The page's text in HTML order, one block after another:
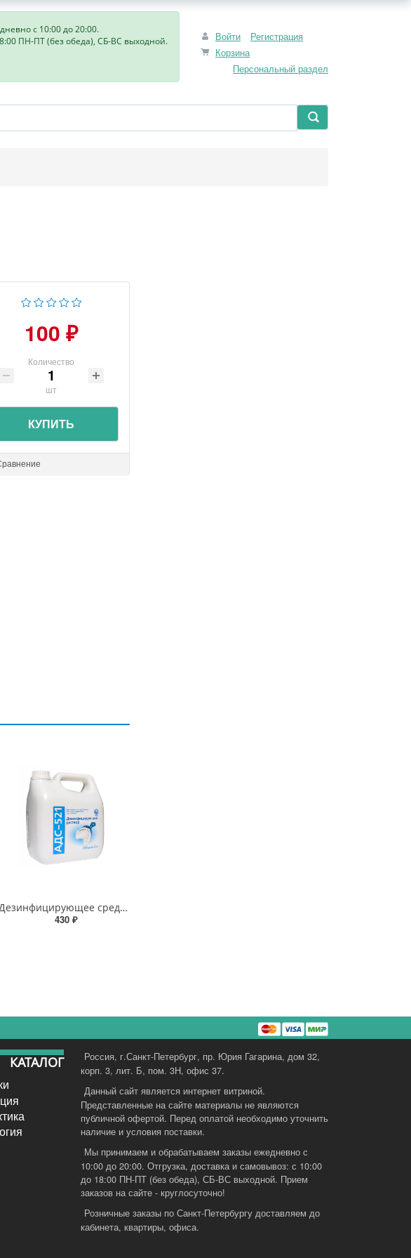
Войти
Регистрация
Корзина
Персональный раздел
с 10:00 до 20:00.
ПН-ПТ (без обеда), СБ-ВС выходной.
100 ₽
Количество
шт
КУПИТЬ
Дезинфицирующее средство АДС-521
430 ₽
КАТАЛОГ
Россия, г.Санкт-Петербург, пр. Юрия Гагарина, дом 32,
корп. 3, лит. Б, пом. 3Н, офис 37.
Данный сайт является интернет витриной.
Представленные на сайте материалы не являются
публичной офертой. Перед оплатой необходимо уточнить
наличие и условия поставки.
Мы принимаем и обрабатываем заказы ежедневно с
10:00 до 20:00. Отгрузка, доставка и самовывоз: с 10:00
до 18:00 ПН-ПТ (без обеда), СБ-ВС выходной. Прием
заказов на сайте - круглосуточно!
Розничные заказы по Санкт-Петербургу доставляем до
кабинета, квартиры, офиса.